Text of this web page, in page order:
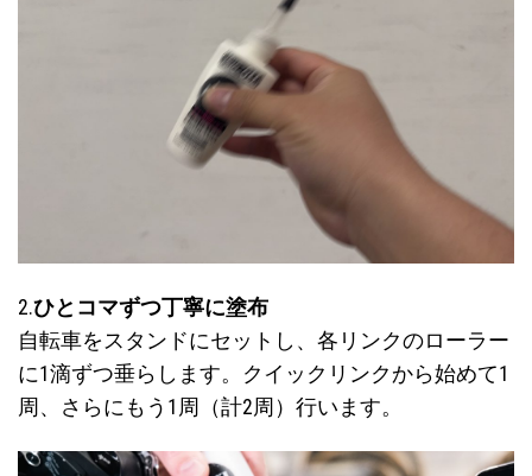
2.ひとコマずつ丁寧に塗布
自転車をスタンドにセットし、各リンクのローラー
に1滴ずつ垂らします。クイックリンクから始めて1
周、さらにもう1周（計2周）行います。